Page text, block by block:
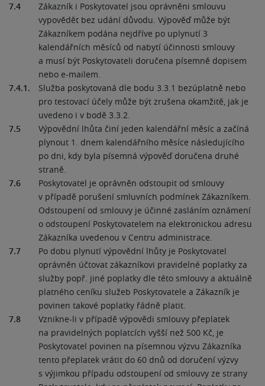
7.4
Zákazník i Poskytovatel jsou oprávněni smlouvu
vypovědět bez udání důvodu. Výpověď může být
Zákazníkem podána nejdříve po uplynutí 3
kalendářních měsíců od nabytí účinnosti smlouvy
a musí být Poskytovateli doručena písemně dopisem
nebo e-mailem.
7.4.1.
Služba poskytovaná dle bodu 3.3.1 bezúplatně nebo
pro testovací účely může být zrušena okamžitě, jak je
uvedeno i v bodě 3.3.2.
7.5
Výpovědní lhůta činí jeden kalendářní měsíc a začíná
plynout 1. dnem kalendářního měsíce následujícího
po dni, kdy byla písemná výpověď doručena druhé
straně.
7.6
Poskytovatel je oprávněn odstoupit od smlouvy
v případě porušení smluvních podmínek Zákazníkem.
Odstoupení od smlouvy je účinné zasláním oznámení
o odstoupení Poskytovatelem na elektronickou adresu
Zákazníka uvedenou v Centru administrace.
7.7
Po dobu plynutí výpovědní lhůty je Poskytovatel
oprávněn účtovat zákazníkovi pravidelné poplatky za
služby popř. jiné poplatky dle této smlouvy a aktuálně
platného ceníku služeb Poskytovatele a Zákazník je
povinen takové poplatky řádně platit.
7.8
Vznikne-li v případě výpovědi smlouvy přeplatek
na pravidelných poplatcích vyšší než 500 Kč, je
Poskytovatel povinen na písemnou výzvu Zákazníka
tento přeplatek vrátit do 60 dnů od doručení výzvy
s výjimkou případu odstoupení od smlouvy ze strany